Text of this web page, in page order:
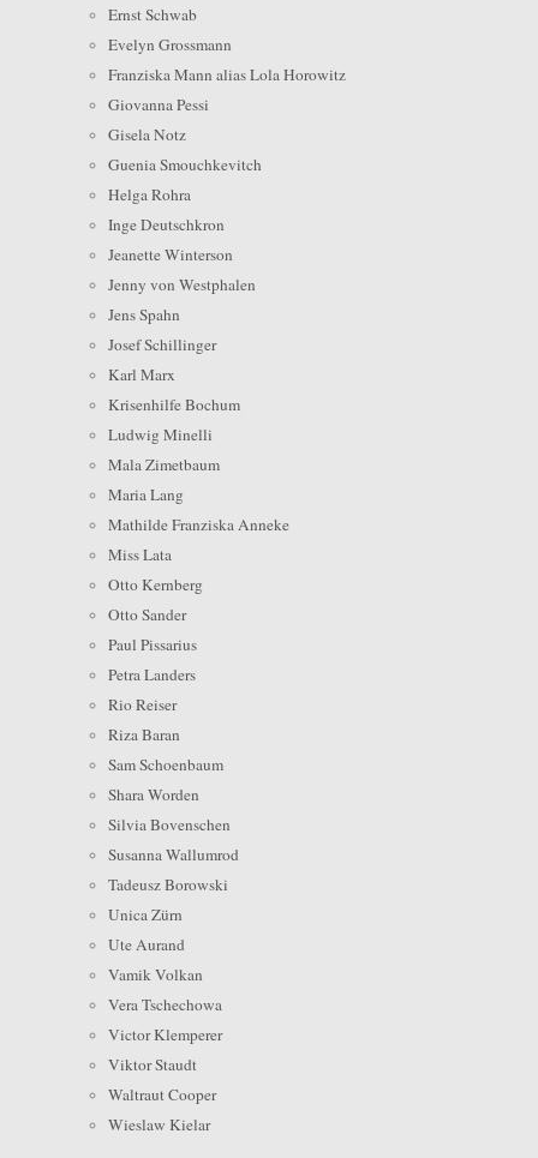
Ernst Schwab
Evelyn Grossmann
Franziska Mann alias Lola Horowitz
Giovanna Pessi
Gisela Notz
Guenia Smouchkevitch
Helga Rohra
Inge Deutschkron
Jeanette Winterson
Jenny von Westphalen
Jens Spahn
Josef Schillinger
Karl Marx
Krisenhilfe Bochum
Ludwig Minelli
Mala Zimetbaum
Maria Lang
Mathilde Franziska Anneke
Miss Lata
Otto Kernberg
Otto Sander
Paul Pissarius
Petra Landers
Rio Reiser
Riza Baran
Sam Schoenbaum
Shara Worden
Silvia Bovenschen
Susanna Wallumrod
Tadeusz Borowski
Unica Zürn
Ute Aurand
Vamik Volkan
Vera Tschechowa
Victor Klemperer
Viktor Staudt
Waltraut Cooper
Wieslaw Kielar